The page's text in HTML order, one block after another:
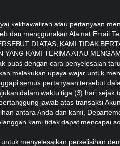
kekhawatiran atau pertanyaan
dan menggunakan Alamat Email
DI ATAS, KAMI TIDAK
YANG KAMI TERIMA ATAU
puas dengan cara penyelesaian
melakukan upaya wajar untuk
semua pertanyaan tersebut
dalam waktu tiga (3) hari
jawab atas transaksi
antara Anda dan kami,
kami tidak dapat mencapai
menyelesaikan perselisihan